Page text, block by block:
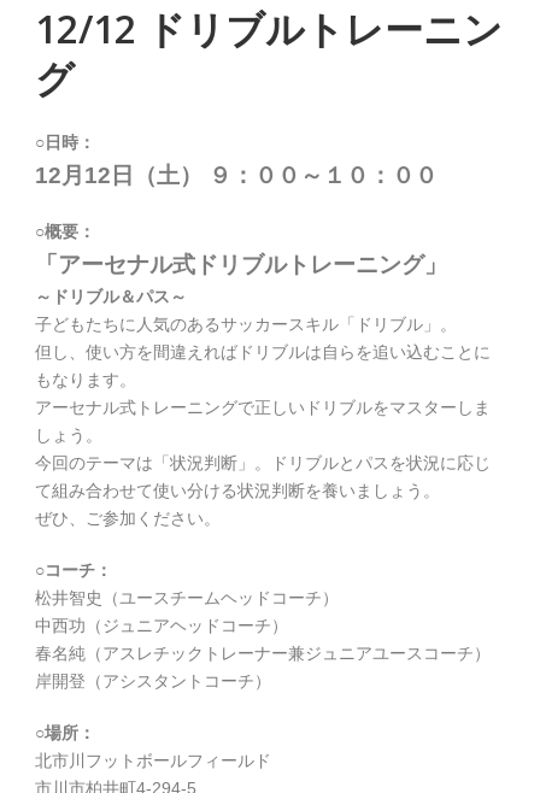
12/12 ドリブルトレーニン
グ
○日時：
12月12日（土） ９：００～１０：００
○概要：
「アーセナル式ドリブルトレーニング」
～ドリブル＆パス～
子どもたちに人気のあるサッカースキル「ドリブル」。
但し、使い方を間違えればドリブルは自らを追い込むことに
もなります。
アーセナル式トレーニングで正しいドリブルをマスターしま
しょう。
今回のテーマは「状況判断」。ドリブルとパスを状況に応じ
て組み合わせて使い分ける状況判断を養いましょう。
ぜひ、ご参加ください。
○コーチ：
松井智史（ユースチームヘッドコーチ）
中西功（ジュニアヘッドコーチ）
春名純（アスレチックトレーナー兼ジュニアユースコーチ）
岸開登（アシスタントコーチ）
○場所：
北市川フットボールフィールド
市川市柏井町4-294-5